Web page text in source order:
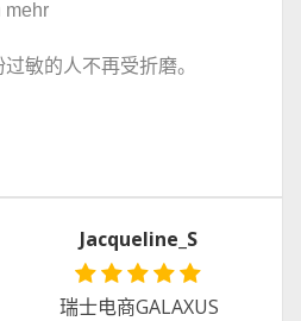
mehr
敏的人不再受折磨。
Jacqueline_S
瑞士电商GALAXUS